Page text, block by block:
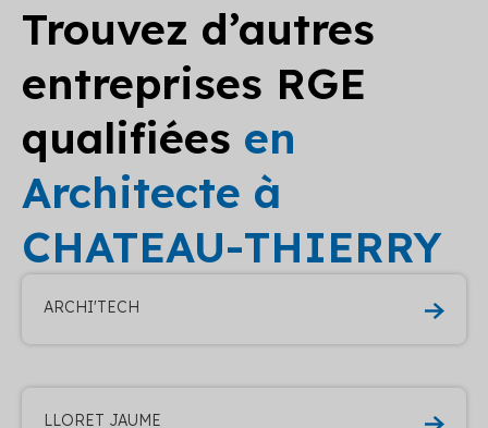
Trouvez d’autres
entreprises RGE
qualifiées en
Architecte à
CHATEAU-THIERRY
ARCHI'TECH
LLORET JAUME